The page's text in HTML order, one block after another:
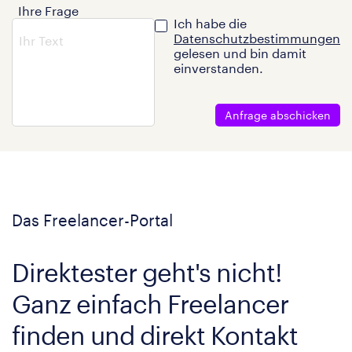
Ihre Frage
Ich habe die
Datenschutzbestimmungen
gelesen und bin damit
einverstanden.
Anfrage abschicken
Das Freelancer-Portal
Direktester geht's nicht!
Ganz einfach Freelancer
finden und direkt Kontakt